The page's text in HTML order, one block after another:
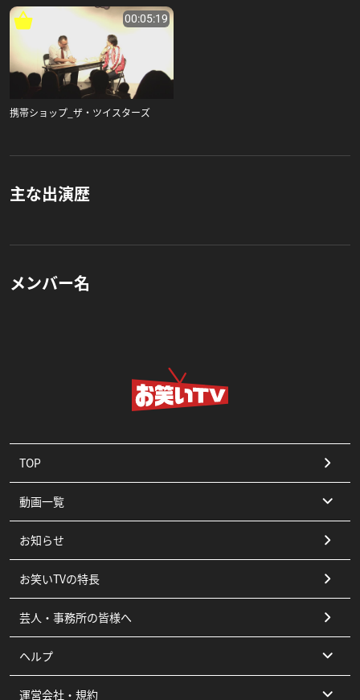
00:05:19
携帯ショップ_ザ・ツイスターズ
主な出演歴
メンバー名
TOP
動画一覧
コント
漫才
ピン
その他
お知らせ
お笑いTVの特長
芸人・事務所の皆様へ
ヘルプ
よくある質問
運営会社・規約